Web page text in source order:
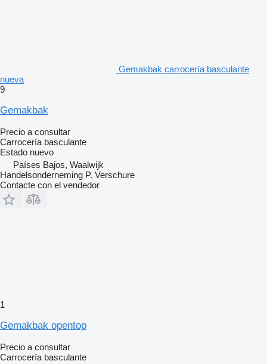
Gemakbak carrocería basculante
nueva
9
Gemakbak
Precio a consultar
Carrocería basculante
Estado nuevo
Países Bajos, Waalwijk
Handelsonderneming P. Verschure
Contacte con el vendedor
1
Gemakbak opentop
Precio a consultar
Carrocería basculante